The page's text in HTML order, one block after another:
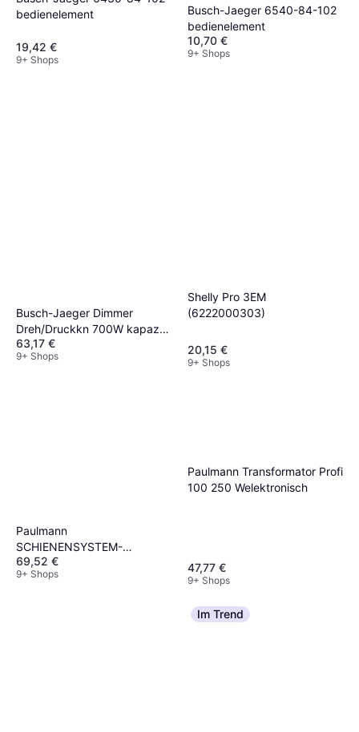
bedienelement
19,42 €
9+ Shops
Busch-Jaeger 6540-84-102
bedienelement
10,70 €
9+ Shops
Busch-Jaeger Dimmer
Dreh/Druckkn 700W kapaz
reg 2112-101
63,17 €
9+ Shops
Shelly Pro 3EM
(6222000303)
20,15 €
9+ Shops
Paulmann
SCHIENENSYSTEM-
EINSPEISER Weiß
69,52 €
9+ Shops
Paulmann Transformator Profi
100 250 Welektronisch
47,77 €
9+ Shops
Im Trend